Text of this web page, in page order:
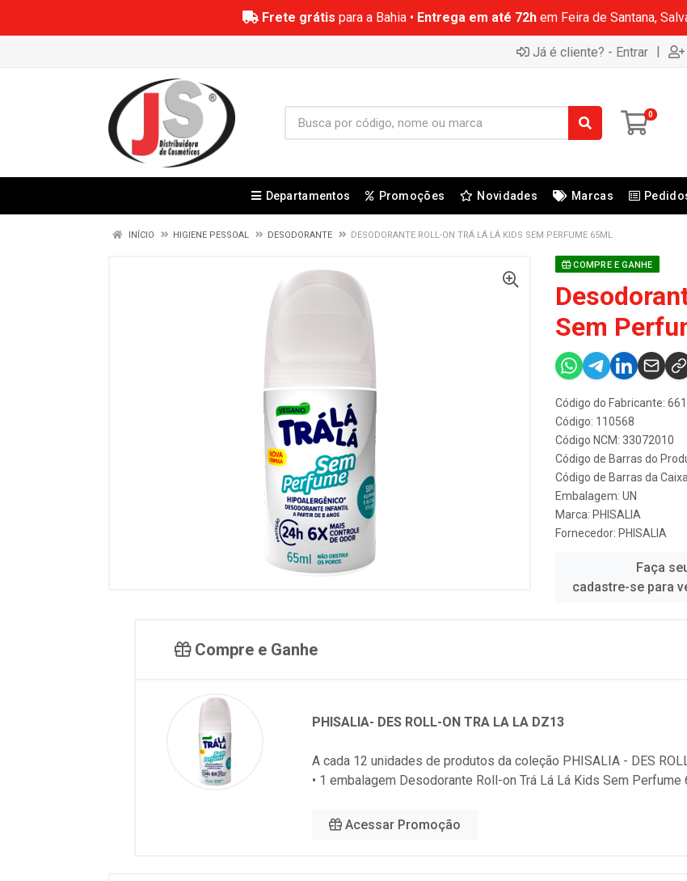
Frete grátis para a Bahia • Entrega em até 72hem Feira de Santana,
Já é cliente? - Entrar |
0
Departamentos Promoções Novidades Marcas
INÍCIO HIGIENE PESSOAL DESODORANTE DESODORANTE ROLL-ON TRÁ LÁ LÁ KIDS SEM PERFUME 65ML
COMPRE E GANHE
Sem
Código do Fabricante:
Código: 110568
Código NCM: 33072010
Código de Barras do
Código de Barras da
Embalagem: UN
Marca: PHISALIA
Fornecedor: PHISALIA
Faça
cadastre-se para
Compre e Ganhe
PHISALIA- DES ROLL-ON TRA LA LA DZ13
A cada 12 unidades de produtos da coleção PHISALIA - DES
• 1 embalagem Desodorante Roll-on Trá Lá Lá Kids Sem
Acessar Promoção